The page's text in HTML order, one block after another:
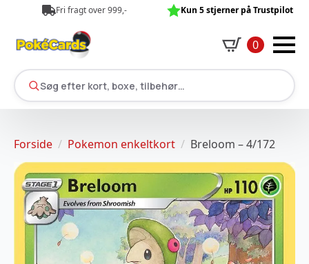
Fri fragt over 999,- Kun 5 stjerner på Trustpilot
0
Søg efter kort, boxe, tilbehør…
Forside Pokemon enkeltkort Breloom – 4/172